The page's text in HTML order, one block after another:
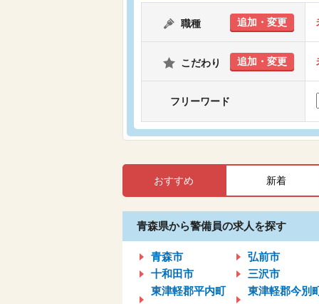
職種 追加・変更
こだわり 追加・変更
フリーワード
おすすめ 新着
青森県から警備員の求人を探す
青森市 弘前市
十和田市
三沢市
東津軽郡平内町
東津軽郡今別